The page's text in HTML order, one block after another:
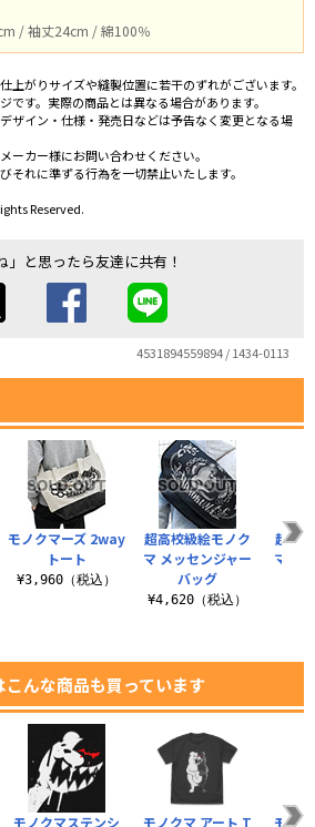
/ 袖丈24cm / 綿100％
上がりサイズや縫製位置に若干のずれがございます。
です。実際の商品とは異なる場合があります。
ザイン・仕様・発売日などは予告なく変更となる場
ーカー様にお問い合わせください。
それに準ずる行為を一切禁止いたします。
Reserved.
」と思ったら友達に共有！
4531894559894 / 1434-0113
モノクマーズ 2way
トート
¥3,960（税込）
超高校級絵モノク
マ メッセンジャー
バッグ
¥4,620（税込）
超高
マ ア
んな商品も買っています
モノクマステンシ
モノクマ アート T
モノ